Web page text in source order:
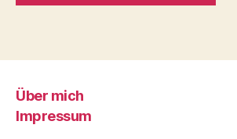
Über mich
Impressum